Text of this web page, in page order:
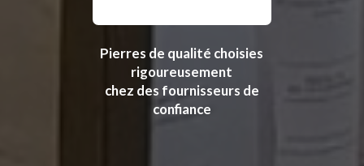
Pierres de qualité choisies
rigoureusement
chez des fournisseurs de
confiance